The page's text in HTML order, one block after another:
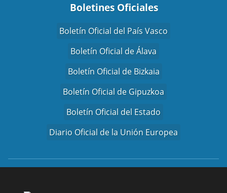
Boletines Oficiales
Boletín Oficial del País Vasco
Boletín Oficial de Álava
Boletín Oficial de Bizkaia
Boletín Oficial de Gipuzkoa
Boletín Oficial del Estado
Diario Oficial de la Unión Europea